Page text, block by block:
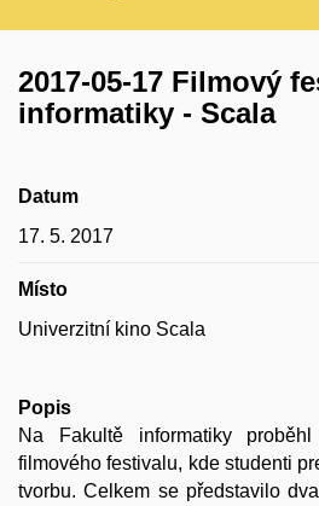
2017-05-17 Filmový
informatiky - Scala
Datum
17. 5. 2017
Místo
Univerzitní kino Scala
Popis
Na Fakultě informatiky
filmového festivalu, kde studenti
tvorbu. Celkem se představilo